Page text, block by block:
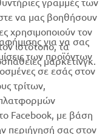
να μας βοηθήσουν
χρησιμοποιούν τον
ιστότοπο, τα
μάρκετινγκ.
για να σας
των προϊόντων
σε εσάς στον
τρίτων,
Facebook, με βάση
περιήγησή σας στον